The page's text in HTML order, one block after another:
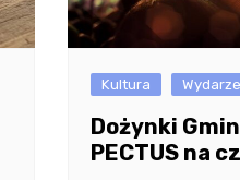
Kultura
Dożynki
PECTUS na